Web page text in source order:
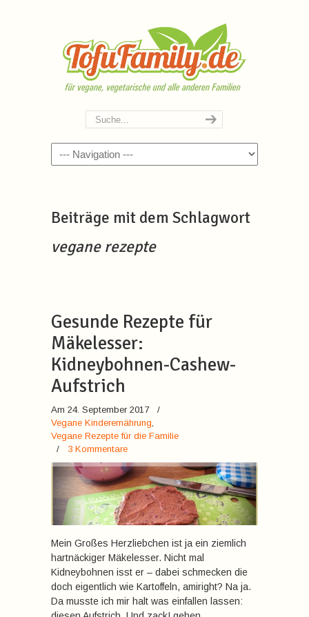
Navigation
Beiträge mit dem Schlagwort
vegane rezepte
Gesunde Rezepte für
Mäkelesser:
Kidneybohnen-Cashew-
Aufstrich
Am 24. September 2017
/
Vegane Kinderernährung,
Vegane Rezepte für die Familie
/ 3 Kommentare
Mein Großes Herzliebchen ist ja ein ziemlich
hartnäckiger Mäkelesser. Nicht mal
Kidneybohnen isst er – dabei schmecken die
doch eigentlich wie Kartoffeln, amiright? Na ja.
Da musste ich mir halt was einfallen lassen: